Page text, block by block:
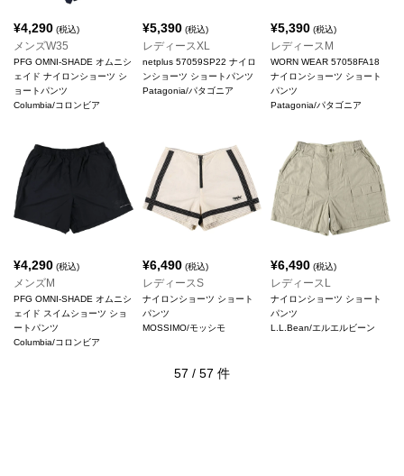
¥4,290 (税込)
メンズW35
PFG OMNI-SHADE オムニシ
ェイド ナイロンショーツ シ
ョートパンツ
Columbia/コロンビア
¥5,390(税込)
レディースXL
netplus 57059SP22 ナイロ
ンショーツ ショートパンツ
Patagonia/パタゴニア
¥5,390 (税込)
レディースM
WORN WEAR 57058FA18
ナイロンショーツ ショート
パンツ
Patagonia/パタゴニア
¥4,290 (税込)
メンズM
PFG OMNI-SHADE オムニシ
ェイド スイムショーツ ショ
ートパンツ
Columbia/コロンビア
¥6,490(税込)
レディースS
ナイロンショーツ ショート
パンツ
MOSSIMO/モッシモ
¥6,490 (税込)
レディースL
ナイロンショーツ ショート
パンツ
L.L.Bean/エルエルビーン
57 / 57 件